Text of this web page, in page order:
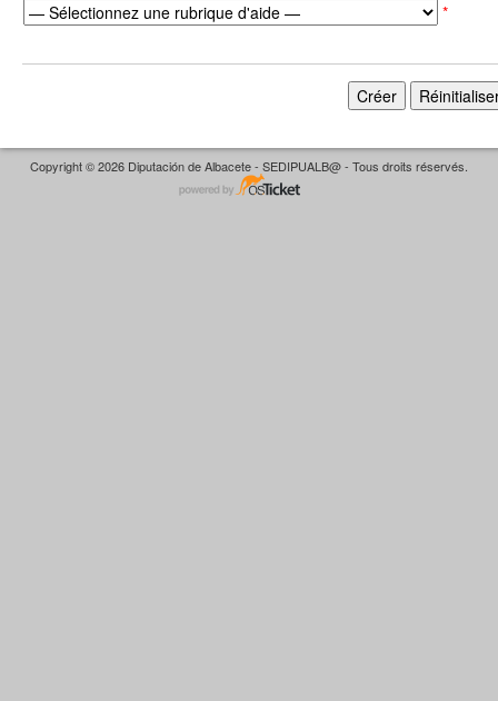
*
Copyright © 2026 Diputación de Albacete - SEDIPUALB@ - Tous droits réservés.